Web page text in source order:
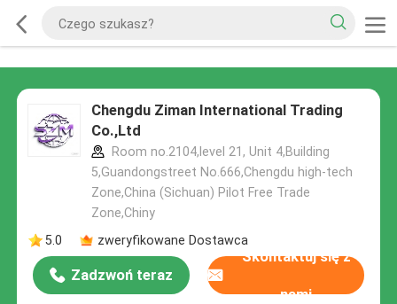
Chengdu Ziman International Trading
Co.,Ltd
Room no.2104,level 21, Unit 4,Building
5,Guandongstreet No.666,Chengdu high-tech
Zone,China (Sichuan) Pilot Free Trade
Zone,Chiny
5.0
zweryfikowane Dostawca
Zadzwoń teraz
Skontaktuj się z
nami